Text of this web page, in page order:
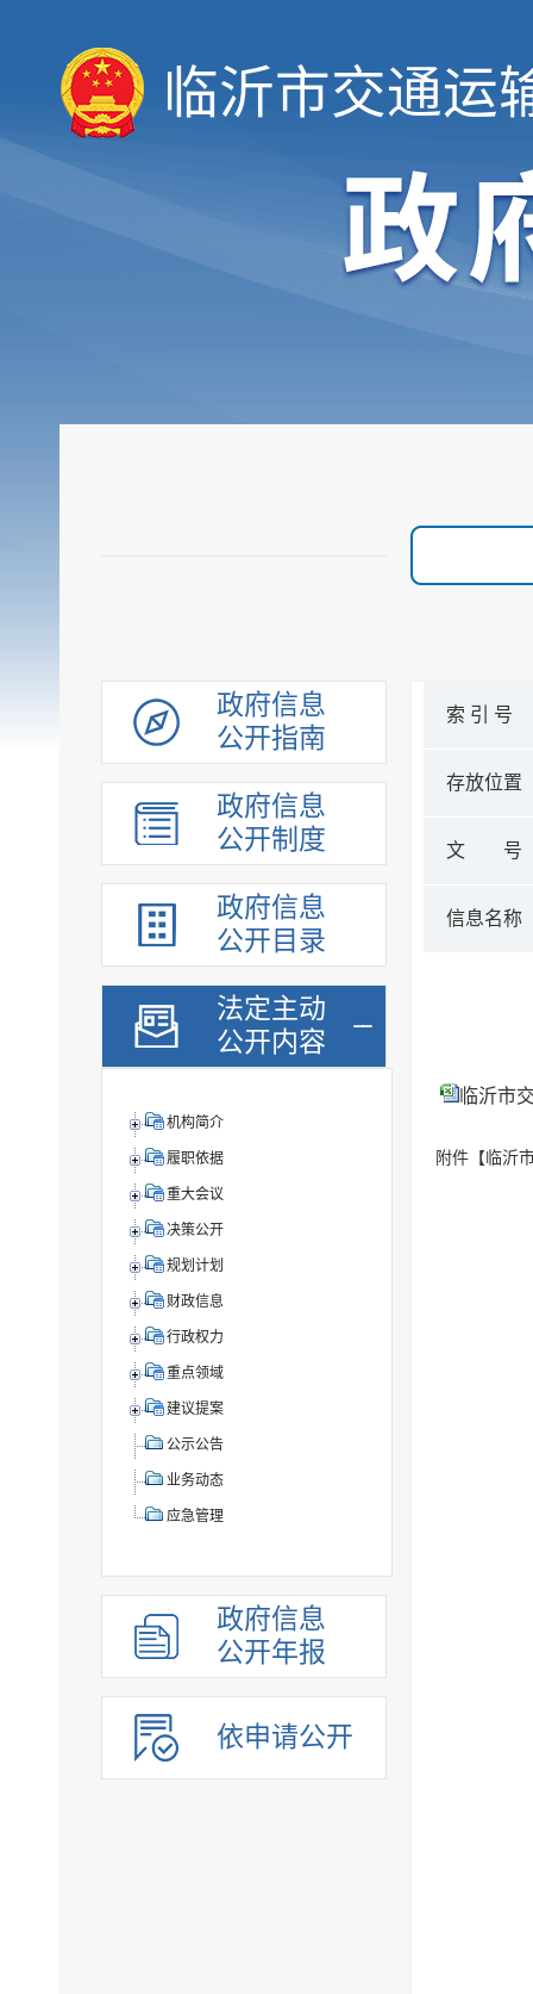
临沂市交通运
政府信息
公开指南
政府信息
公开制度
政府信息
公开目录
法定主动
公开内容
机构简介
履职依据
重大会议
决策公开
规划计划
财政信息
行政权力
重点领域
建议提案
公示公告
业务动态
应急管理
政府信息
公开年报
依申请公开
索 引 号
存放位置
文 号
信息名称
临沂市
附件【 临沂